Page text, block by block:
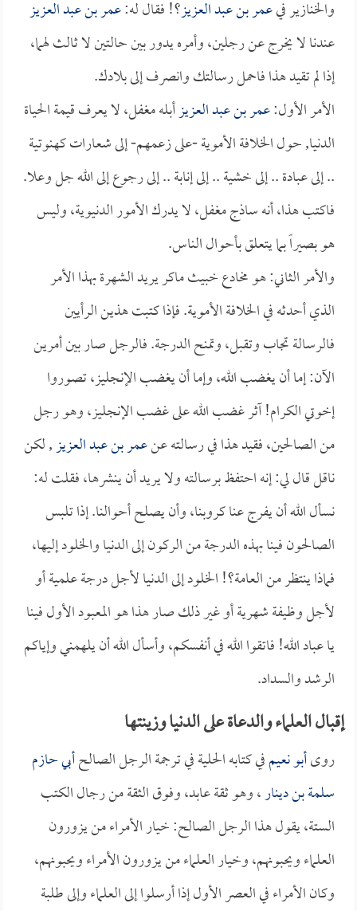
والخنازير فيعمر بن عبد العزيز؟! فقال له:عمر بن عبد العزيز
عندنا لا يخرج عن رجلين، وأمره يدور بين حالتين لا ثالث لهما،
إذا لم تقيد هذا فاحمل رسالتك وانصرف إلى بلادك.
الأمر الأول:عمر بن عبد العزيزأبله مغفل، لا يعرف قيمة الحياة
الدنيا, حول الخلافة الأموية -على زعمهم- إلى شعارات كهنوتية
.. إلى عبادة .. إلى خشية .. إلى إنابة .. إلى رجوع إلى الله جل وعلا.
فاكتب هذا، أنه ساذج مغفل، لا يدرك الأمور الدنيوية، وليس
هو بصيراً بما يتعلق بأحوال الناس.
والأمر الثاني: هو مخادع خبيث ماكر يريد الشهرة بهذا الأمر
الذي أحدثه في الخلافة الأموية. فإذا كتبت هذين الرأيين
فالرسالة تجاب وتقبل، وتمنح الدرجة. فالرجل صار بين أمرين
الآن: إما أن يغضب الله، وإما أن يغضب الإنجليز، تصوروا
إخوتي الكرام! آثر غضب الله على غضب الإنجليز، وهو رجل
من الصالحين، فقيد هذا في رسالته عنعمر بن عبد العزيز, لكن
ناقل قال لي: إنه احتفظ برسالته ولا يريد أن ينشرها، فقلت له:
نسأل الله أن يفرج عنا كروبنا، وأن يصلح أحوالنا. إذا تلبس
الصالحون فينا بهذه الدرجة من الركون إلى الدنيا والخلود إليها،
فماذا ينتظر من العامة؟! الخلود إلى الدنيا لأجل درجة علمية أو
لأجل وظيفة شهرية أو غير ذلك صار هذا هو المعبود الأول فينا
يا عباد الله! فاتقوا الله في أنفسكم، وأسأل الله أن يلهمني وإياكم
الرشد والسداد.
إقبال العلماء والدعاة على الدنيا وزينتها
روىأبو نعيمفي كتابه الحلية في ترجمة الرجل الصالحأبي حازم
سلمة بن دينار، وهو ثقة عابد، وفوق الثقة من رجال الكتب
الستة، يقول هذا الرجل الصالح: خيار الأمراء من يزورون
العلماء ويحبونهم، وخيار العلماء من يزورون الأمراء ويحبونهم،
وكان الأمراء في العصر الأول إذا أرسلوا إلى العلماء وإلى طلبة